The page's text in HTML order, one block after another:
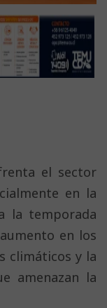
el sector
en la
la temporada
en los
climáticos y la
amenazan la